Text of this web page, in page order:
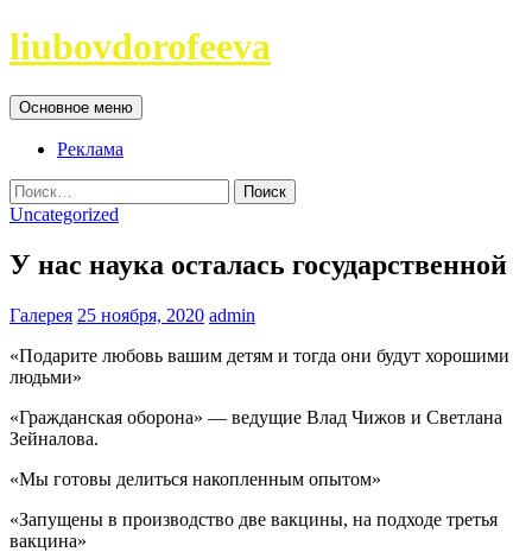
Перейти
к
liubovdorofeeva
Поиск
Основное меню
Реклама
Найти:
Uncategorized
У нас наука осталась государственной
Галерея 25 ноября, 2020 admin
«Подарите любовь вашим детям и тогда они будут хорошими
людьми»
«Гражданская оборона» — ведущие Влад Чижов и Светлана
Зейналова.
«Мы готовы делиться накопленным опытом»
«Запущены в производство две вакцины, на подходе третья
вакцина»